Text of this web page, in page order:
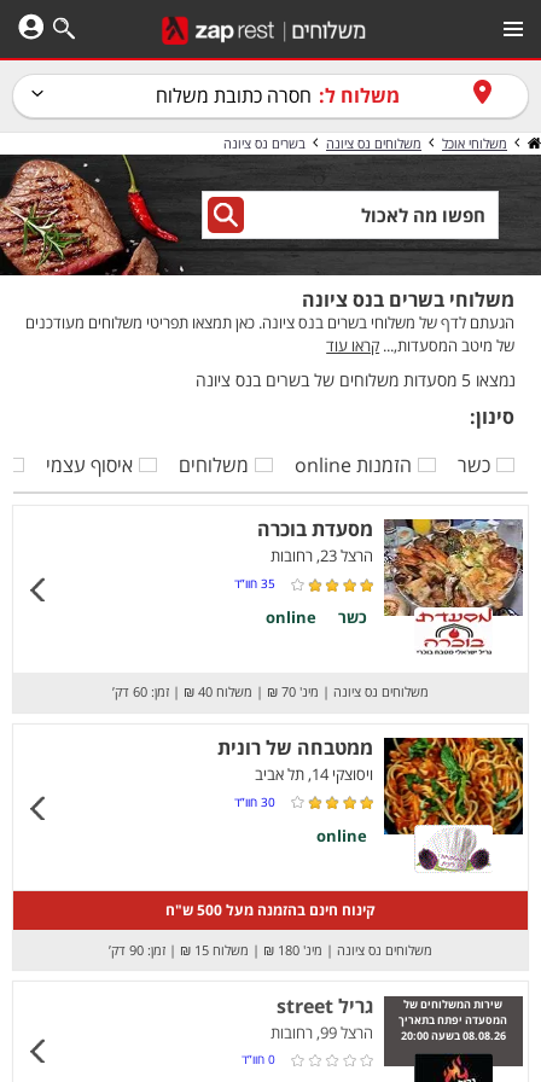
משלוח ל: חסרה כתובת משלוח
משלוחי אוכל משלוחים נס ציונה בשרים נס ציונה
משלוחי בשרים בנס ציונה
הגעתם לדף של משלוחי בשרים בנס ציונה. כאן תמצאו תפריטי משלוחים מעודכנים
של מיטב המסעדות,... קראו עוד
נמצאו 5 מסעדות משלוחים של בשרים בנס ציונה
סינון:
כשר
הזמנות online משלוחים איסוף עצמי
מסעדת בוכרה
הרצל 23, רחובות
35 חוו”ד
כשר online
משלוחים נס ציונה | מינ' 70 ₪ | משלוח 40 ₪ | זמן: 60 דק’
ממטבחה של רונית
ויסוצקי 14, תל אביב
30 חוו”ד
online
קינוח חינם בהזמנה מעל 500 ש"ח
משלוחים נס ציונה | מינ' 180 ₪ | משלוח 15 ₪ | זמן: 90 דק’
שירות המשלוחים של
המסעדה יפתח בתאריך
08.08.26 בשעה 20:00
גריל street
הרצל 99, רחובות
0 חוו”ד